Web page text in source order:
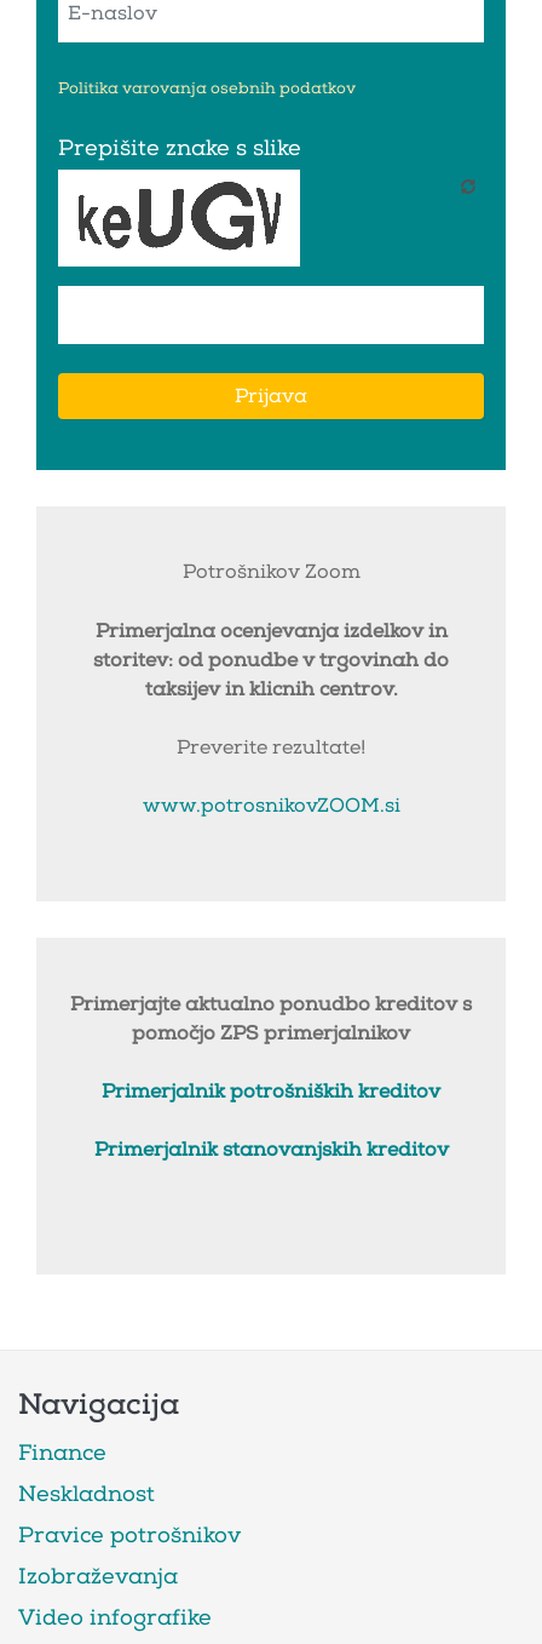
Politika varovanja osebnih podatkov
Prepišite znake s slike
Prijava
Potrošnikov Zoom
Primerjalna ocenjevanja izdelkov in
storitev: od ponudbe v trgovinah do
taksijev in klicnih centrov.
Preverite rezultate!
www.potrosnikovZOOM.si
Primerjajte aktualno ponudbo kreditov s
pomočjo ZPS primerjalnikov
Primerjalnik potrošniških kreditov
Primerjalnik stanovanjskih kreditov
Navigacija
Finance
Neskladnost
Pravice potrošnikov
Izobraževanja
Video infografike